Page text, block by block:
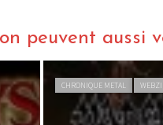
peuvent aussi
CHRONIQUE METAL